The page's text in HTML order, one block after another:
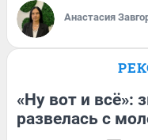
Анастасия
«Ну вот и всё»:
развелась с